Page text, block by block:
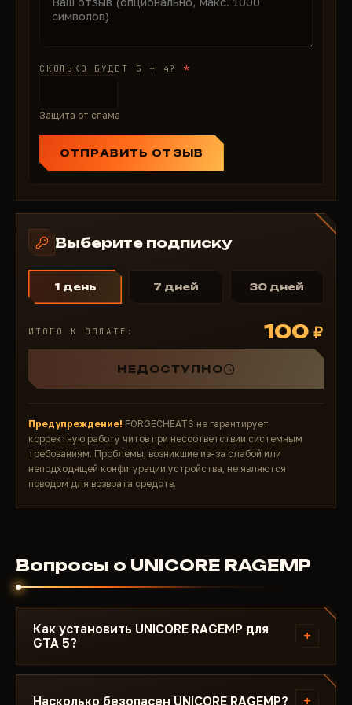
СКОЛЬКО БУДЕТ 5 + 4? *
Защита от спама
ОТПРАВИТЬ ОТЗЫВ
Выберите подписку
1 день 7 дней 30 дней
ИТОГО К ОПЛАТЕ: 100 ₽
НЕДОСТУПНО
Предупреждение! FORGECHEATS не гарантирует
корректную работу читов при несоответствии системным
требованиям. Проблемы, возникшие из-за слабой или
неподходящей конфигурации устройства, не являются
поводом для возврата средств.
Вопросы о UNICORE RAGEMP
Как установить UNICORE RAGEMP для
GTA 5?
+
После оплаты вы получите ссылку на загрузку и
инструкцию. Инструкция написана под GTA 5 - с
Насколько безопасен UNICORE RAGEMP? +